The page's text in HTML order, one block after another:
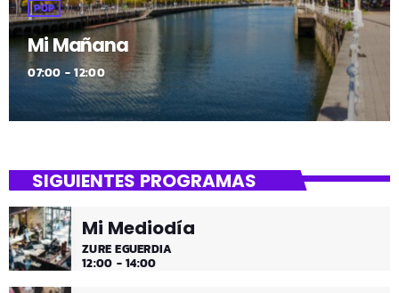
POP
Mi Mañana
07:00 - 12:00
SIGUIENTES PROGRAMAS
Mi Mediodía
ZURE EGUERDIA
12:00 - 14:00